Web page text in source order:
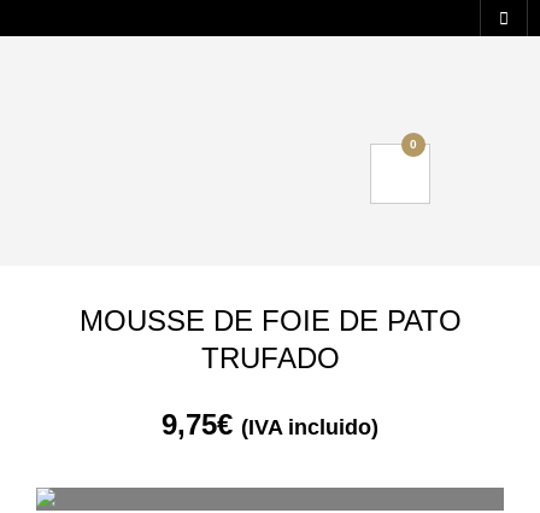
0
MOUSSE DE FOIE DE PATO
TRUFADO
9,75€ (IVA incluido)